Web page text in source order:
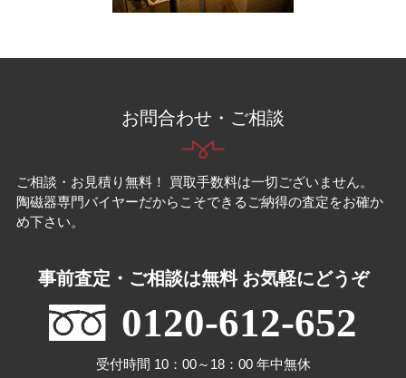
お問合わせ・ご相談
ご相談・お見積り無料！ 買取手数料は一切ございません。
陶磁器専門バイヤーだからこそできるご納得の査定をお確か
め下さい。
事前査定・ご相談は無料 お気軽にどうぞ
0120-612-652
受付時間 10：00～18：00 年中無休